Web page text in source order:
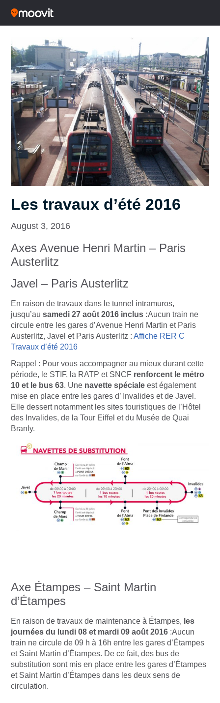
Les travaux d’été 2016
August 3, 2016
Axes Avenue Henri Martin – Paris
Austerlitz
Javel – Paris Austerlitz
En raison de travaux dans le tunnel intramuros,
jusqu’au samedi 27 août 2016 inclus :Aucun train ne
circule entre les gares d’Avenue Henri Martin et Paris
Austerlitz, Javel et Paris Austerlitz : Affiche RER C
Travaux d’été 2016
Rappel : Pour vous accompagner au mieux durant cette
période, le STIF, la RATP et SNCF renforcent le métro
10 et le bus 63. Une navette spéciale est également
mise en place entre les gares d’ Invalides et de Javel.
Elle dessert notamment les sites touristiques de l’Hôtel
des Invalides, de la Tour Eiffel et du Musée de Quai
Branly.
Axe Étampes – Saint Martin
d’Étampes
En raison de travaux de maintenance à Étampes, les
journées du lundi 08 et mardi 09 août 2016 :Aucun
train ne circule de 09 h à 16h entre les gares d’Étampes
et Saint Martin d’Étampes. De ce fait, des bus de
substitution sont mis en place entre les gares d’Étampes
et Saint Martin d’Étampes dans les deux sens de
circulation.